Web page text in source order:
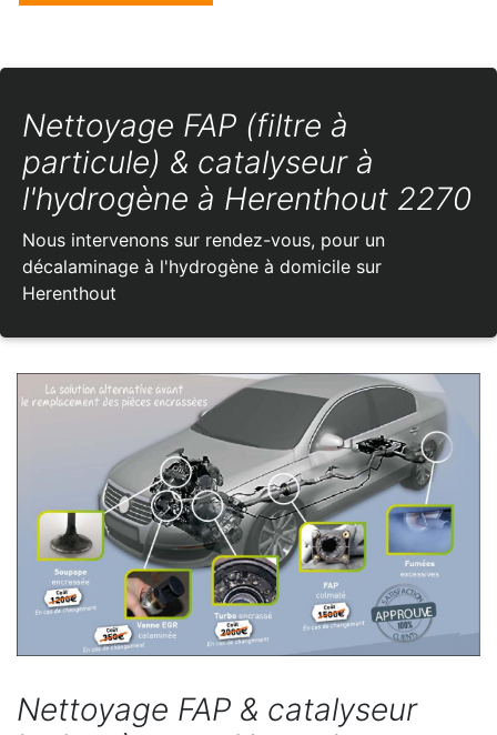
Nettoyage FAP (filtre à
particule) & catalyseur à
l'hydrogène à Herenthout 2270
Nous intervenons sur rendez-vous, pour un
décalaminage à l'hydrogène à domicile sur
Herenthout
Nettoyage FAP & catalyseur